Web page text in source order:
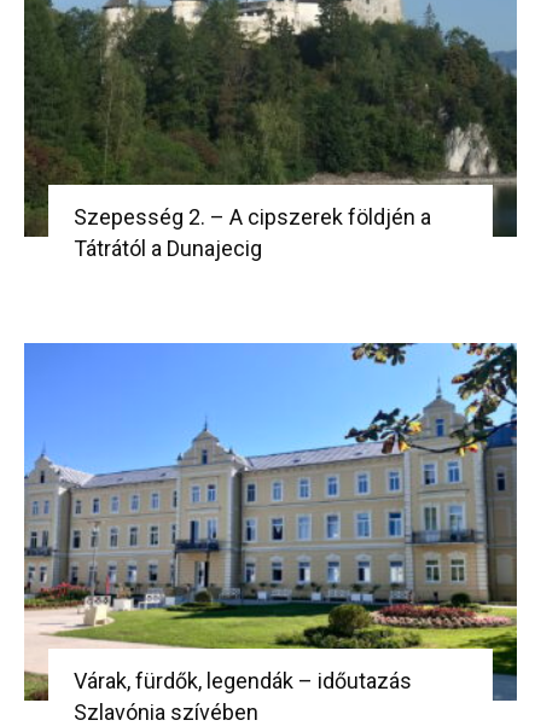
Szepesség 2. – A cipszerek földjén a
Tátrától a Dunajecig
Várak, fürdők, legendák – időutazás
Szlavónia szívében